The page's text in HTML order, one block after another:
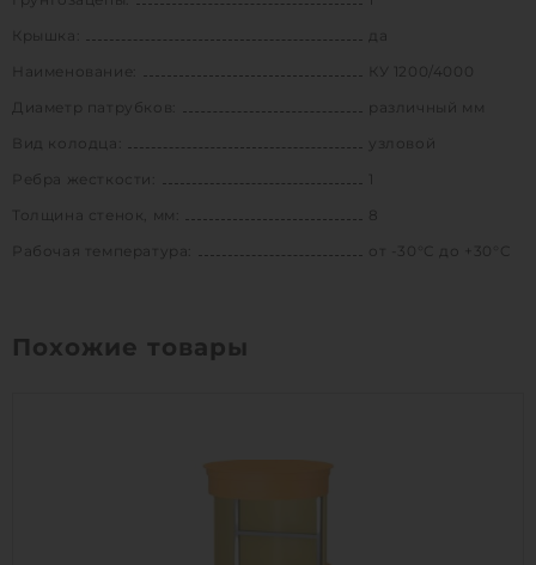
Крышка:
да
Наименование:
КУ 1200/4000
Диаметр патрубков:
различный мм
Вид колодца:
узловой
Ребра жесткости:
1
Толщина стенок, мм:
8
Рабочая температура:
от -30°C до +30°C
Похожие товары